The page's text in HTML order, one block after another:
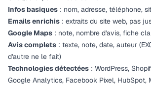
Infos basiques : nom, adresse, téléphone,
Emails enrichis : extraits du site web, pas
Google Maps : note, nombre d'avis, fiche
Avis complets : texte, note, date, auteur
d'autre ne le fait)
Technologies détectées : WordPress,
Google Analytics, Facebook Pixel, HubSpot,